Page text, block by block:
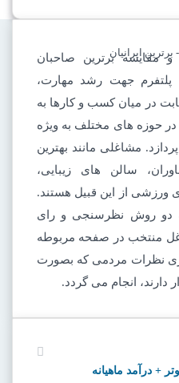
و مقایسه برترین صاحبان
پلتفرم جهت رشد مهارت،
در میان کسب و کارها به
حوزه های مختلف به ویژه
مشاغلی مانند بهترین
سالن های زیبایی،
ورزشی از این قبیل هستند.
دو روش نظرسنجی و رای
منتخب در صفحه مربوطه
نظرات مردمی که بصورت
انجام می گردد.
+ درآمد ماهیانه